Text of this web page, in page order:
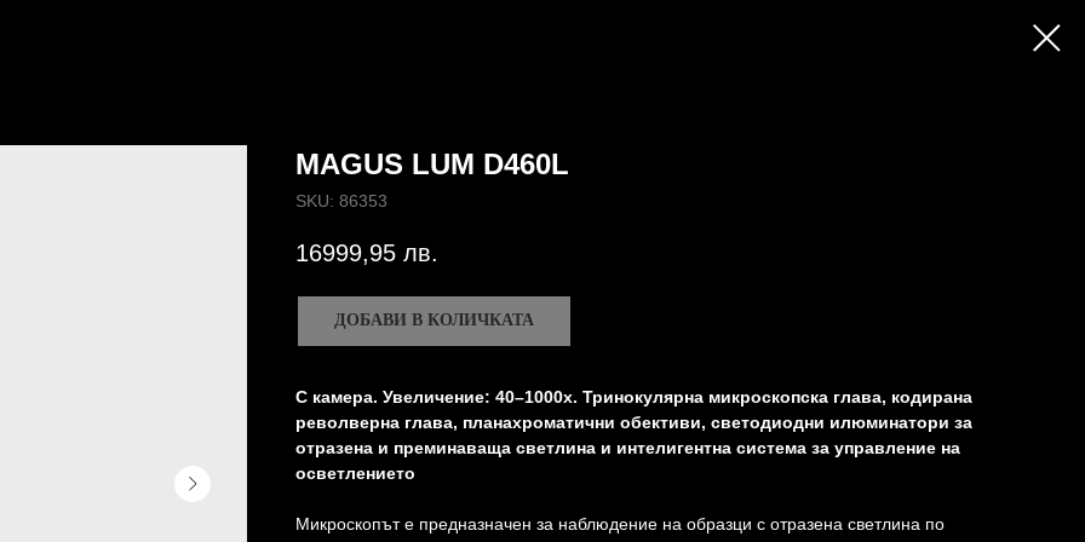
MAGUS LUM D460L
SKU: 86353
16999,95 лв.
ДОБАВИ В КОЛИЧКАТА
С камера. Увеличение: 40–1000x. Тринокулярна микроскопска глава, кодирана
револверна глава, планахроматични обективи, светодиодни илюминатори за
отразена и преминаваща светлина и интелигентна система за управление на
осветлението
Микроскопът е предназначен за наблюдение на образци с отразена светлина по